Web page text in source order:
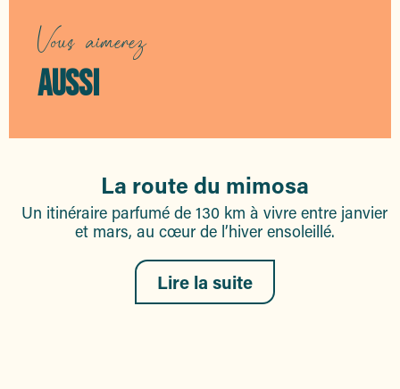
Vous aimerez
AUSSI
La route du mimosa
Un itinéraire parfumé de 130 km à vivre entre janvier
et mars, au cœur de l’hiver ensoleillé.
Lire la suite